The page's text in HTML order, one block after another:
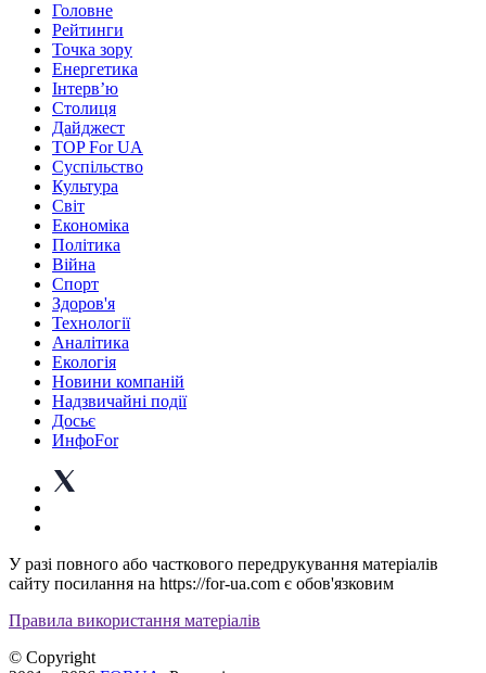
Головне
Рейтинги
Точка зору
Енергетика
Інтерв’ю
Столиця
Дайджест
TOP For UA
Суспiльство
Культура
Світ
Економіка
Політика
Війна
Спорт
Здоров'я
Технології
Аналітика
Екологія
Новини компаній
Надзвичайні події
Досьє
ИнфоFor
У разі повного або часткового передрукування матеріалів
сайту посилання на https://for-ua.com є обов'язковим
Правила використання матеріалів
© Copyright